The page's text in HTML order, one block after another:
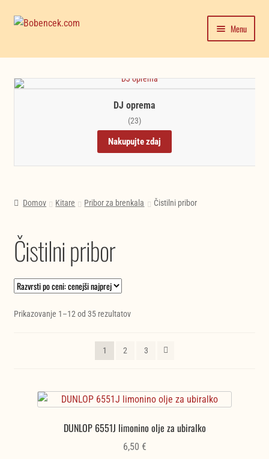
Skip
Skip
Menu
Domača stran
Moj račun
Novice in testi glasbil
DJ oprema
(23)
Nakupujte zdaj
Domov Kitare Pribor za brenkala Čistilni pribor
Čistilni pribor
Prikazovanje 1–12 od 35 rezultatovRazvrščeno
najvišje
1 2 3
DUNLOP 6551J limonino olje za ubiralko
6,50 €